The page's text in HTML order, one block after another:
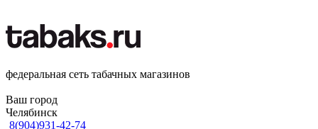
федеральная сеть табачных магазинов
Ваш город
Челябинск
8(904)931-42-74